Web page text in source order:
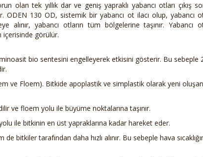
olan tek yıllık dar ve geniş yapraklı yabancı otları çıkış
ODEN 130 OD, sistemik bir yabancı ot ilacı olup, yabancı
alınır, yabancı otların tüm bölgelerine taşınır. Yabancı
içerisinde görülür.
bio sentesini engelleyerek etkisini gösterir. Bu sebeple
ve Floem). Bitkide apoplastik ve simplastik olarak yeni oluşan
ve floem yolu ile büyüme noktalarına taşınır.
ile bitkinin en üst yapraklarına kadar hareket eder.
bitkiler tarafından daha hızlı alınır. Bu sebeple hava